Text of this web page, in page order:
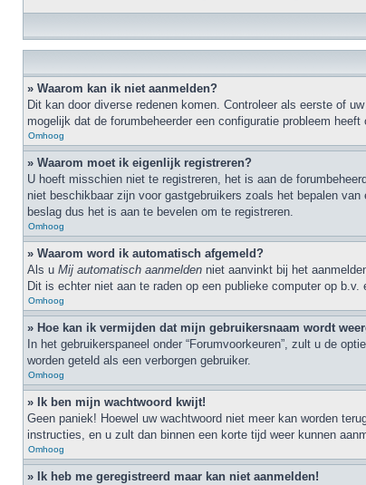
» Waarom kan ik niet aanmelden?
Dit kan door diverse redenen komen. Controleer als eerste of
mogelijk dat de forumbeheerder een configuratie probleem
Omhoog
» Waarom moet ik eigenlijk registreren?
U hoeft misschien niet te registreren, het is aan de
niet beschikbaar zijn voor gastgebruikers zoals het bepalen
beslag dus het is aan te bevelen om te registreren.
Omhoog
» Waarom word ik automatisch afgemeld?
Als u Mij automatisch aanmelden niet aanvinkt bij het
Dit is echter niet aan te raden op een publieke computer op
Omhoog
» Hoe kan ik vermijden dat mijn gebruikersnaam wordt
In het gebruikerspaneel onder “Forumvoorkeuren”, zult u de optie
worden geteld als een verborgen gebruiker.
Omhoog
» Ik ben mijn wachtwoord kwijt!
Geen paniek! Hoewel uw wachtwoord niet meer kan worden
instructies, en u zult dan binnen een korte tijd weer kunnen
Omhoog
» Ik heb me geregistreerd maar kan niet aanmelden!